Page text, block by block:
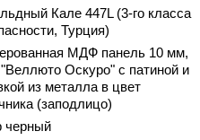
Кале 447L (3-го класса
Турция)
МДФ панель 10 мм,
Оскуро" с патиной и
из металла в цвет
(заподлицо)
черный